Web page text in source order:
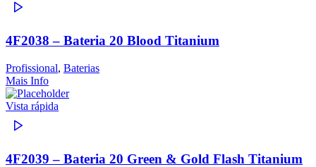
4F2038 – Bateria 20 Blood Titanium
Profissional, Baterias
Mais Info
Vista rápida
4F2039 – Bateria 20 Green & Gold Flash Titanium